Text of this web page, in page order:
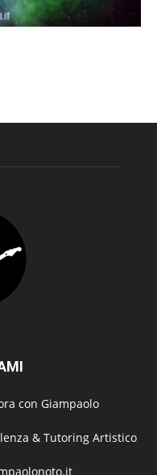
con Giampaolo
& Tutoring Artistico